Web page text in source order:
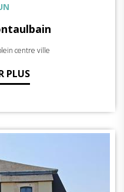
centre ville
PLUS